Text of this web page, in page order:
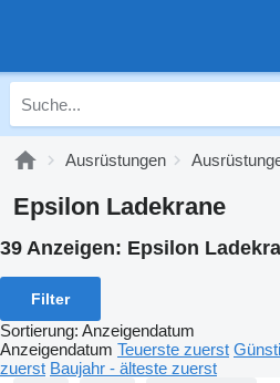
Ausrüstungen
Epsilon Ladekrane
39 Anzeigen: Epsilon
Filter
Sortierung: Anzeigendatum
Anzeigendatum Teuerste zuerst
zuerst Baujahr - älteste zuerst